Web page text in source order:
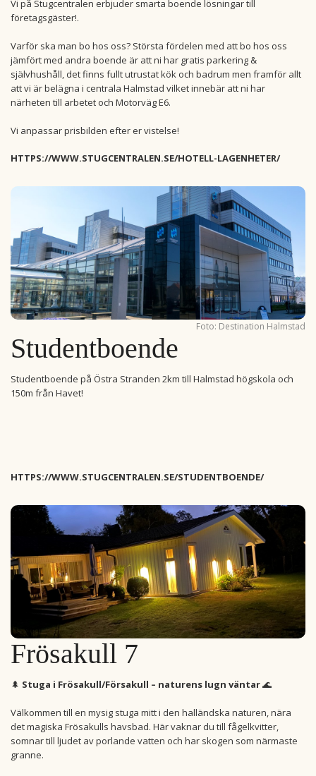
Vi på Stugcentralen erbjuder smarta boende lösningar till
företagsgäster!.
Varför ska man bo hos oss? Största fördelen med att bo hos oss
jämfört med andra boende är att ni har gratis parkering &
självhushåll, det finns fullt utrustat kök och badrum men framför allt
att vi är belägna i centrala Halmstad vilket innebär att ni har
närheten till arbetet och Motorväg E6.
Vi anpassar prisbilden efter er vistelse!
HTTPS://WWW.STUGCENTRALEN.SE/HOTELL-LAGENHETER/
Foto: Destination Halmstad
Studentboende
Studentboende på Östra Stranden 2km till Halmstad högskola och
150m från Havet!
HTTPS://WWW.STUGCENTRALEN.SE/STUDENTBOENDE/
Frösakull 7
🌲 Stuga i Frösakull/Försakull – naturens lugn väntar🌊
Välkommen till en mysig stuga mitt i den halländska naturen, nära
det magiska Frösakulls havsbad. Här vaknar du till fågelkvitter,
somnar till ljudet av porlande vatten och har skogen som närmaste
granne.